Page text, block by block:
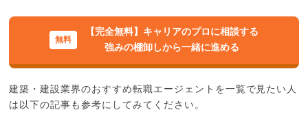
【完全無料】キャリアのプロに相談する
強みの棚卸しから一緒に進める
建築・建設業界のおすすめ転職エージェントを一覧で見たい人
は以下の記事も参考にしてみてください。